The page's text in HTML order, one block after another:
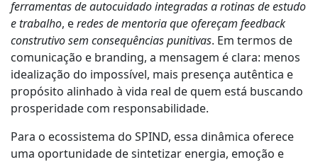
ferramentas de autocuidado integradas a rotinas de estudo
e trabalho, eredes de mentoria que ofereçam feedback
construtivo sem consequências punitivas. Em termos de
comunicação e branding, a mensagem é clara: menos
idealização do impossível, mais presença autêntica e
propósito alinhado à vida real de quem está buscando
prosperidade com responsabilidade.
Para o ecossistema do SPIND, essa dinâmica oferece
uma oportunidade de sintetizar energia, emoção e